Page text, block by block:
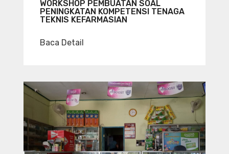
WORKSHOP PEMBUATAN SOAL
PENINGKATAN KOMPETENSI TENAGA
TEKNIS KEFARMASIAN
Baca Detail